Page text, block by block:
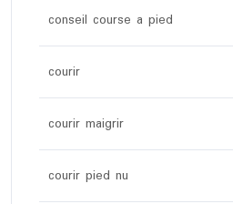
conseil course a pied
courir
courir maigrir
courir pied nu